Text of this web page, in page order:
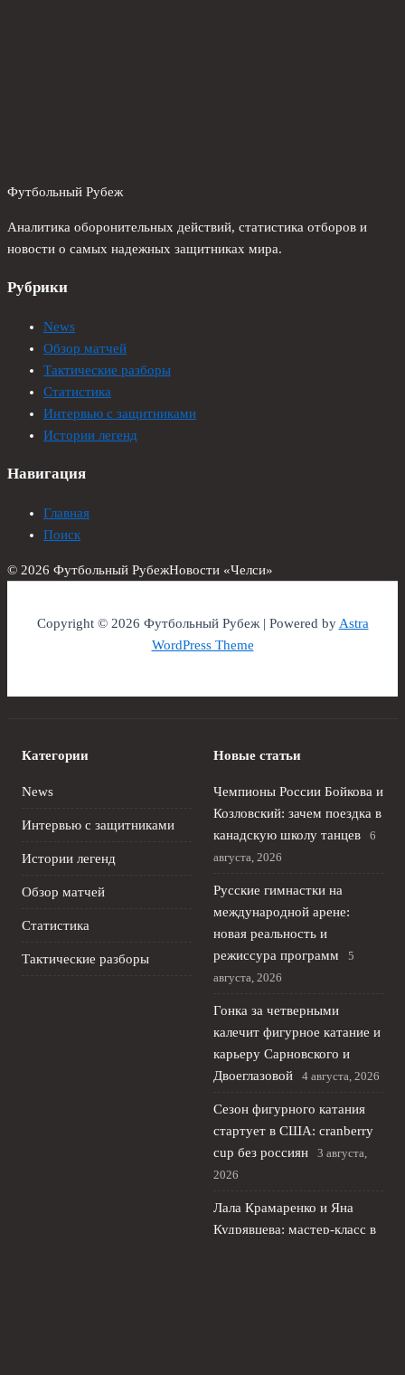
Футбольный Рубеж
Аналитика оборонительных действий, статистика отборов и
новости о самых надежных защитниках мира.
Рубрики
News
Обзор матчей
Тактические разборы
Статистика
Интервью с защитниками
Истории легенд
Навигация
Главная
Поиск
© 2026 Футбольный РубежНовости «Челси»
Copyright © 2026 Футбольный Рубеж | Powered byAstra
WordPress Theme
Категории
News
Интервью с защитниками
Истории легенд
Обзор матчей
Статистика
Тактические разборы
Новые статьи
Чемпионы России Бойкова и
Козловский: зачем поездка в
канадскую школу танцев
6
августа, 2026
Русские гимнастки на
международной арене:
новая реальность и
режиссура программ
5
августа, 2026
Гонка за четверными
калечит фигурное катание и
карьеру Сарновского и
Двоеглазовой
4 августа, 2026
Сезон фигурного катания
стартует в США: cranberry
cup без россиян
3 августа,
2026
Лала Крамаренко и Яна
Кудрявцева: мастер‑класс в